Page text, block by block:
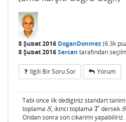
8 Şubat 2016 DoganDonmez(6.3k
8 Şubat 2016Sercan tarafından
Ilgili Bir Soru Sor Yorum
Tabi once ilk dediginiz standart
toplama S
S, ikinci toplama T
T dersekS
S
Ondan sonra son cikarimi yapabiliriz.